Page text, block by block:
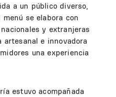
a un público diverso,
se elabora con
y extranjeras
artesanal e innovadora
una experiencia
estuvo acompañada